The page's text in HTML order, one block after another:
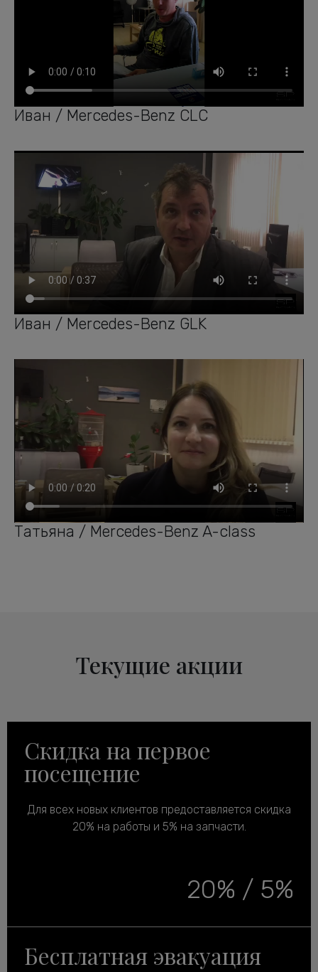
Иван / Mercedes-Benz CLC
Иван / Mercedes-Benz GLK
Татьяна / Mercedes-Benz A-class
Текущие акции
Скидка на первое
посещение
Для всех новых клиентов предоставляется скидка
20% на работы и 5% на запчасти.
20% / 5%
Бесплатная эвакуация